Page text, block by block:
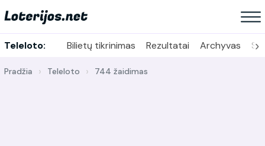
Teleloto: Bilietų tikrinimas Rezultatai Archyvas ›
Pradžia Teleloto 744 žaidimas